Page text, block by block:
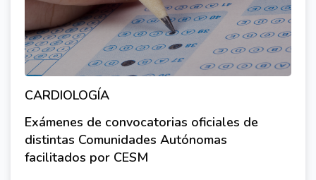
CARDIOLOGÍA
Exámenes de convocatorias oficiales de
distintas Comunidades Autónomas
facilitados por CESM